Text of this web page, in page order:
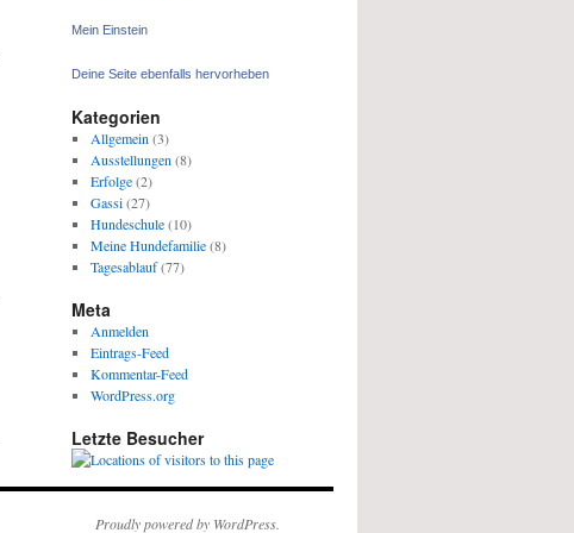
Mein Einstein
Deine Seite ebenfalls hervorheben
Kategorien
Allgemein (3)
Ausstellungen (8)
Erfolge(2)
Gassi(27)
Hundeschule(10)
Meine Hundefamilie(8)
Tagesablauf(77)
Meta
Anmelden
Eintrags-Feed
Kommentar-Feed
WordPress.org
Letzte Besucher
Proudly powered by WordPress.